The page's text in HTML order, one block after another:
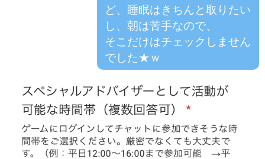
ど、睡眠はきちんと取りたい
し、朝は苦手なので、
そこだけはチェックしません
でした★ｗ